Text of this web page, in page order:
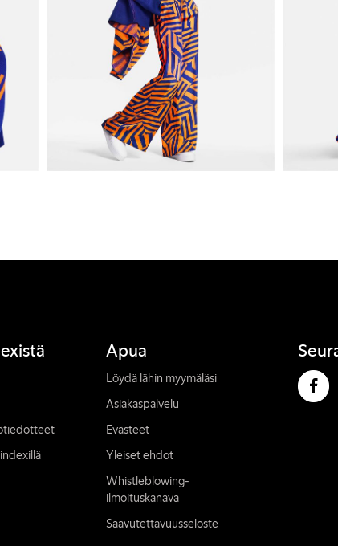
Apua
Löydä lähin myymäläsi
Asiakaspalvelu
Evästeet
Yleiset ehdot
Whistleblowing-
ilmoituskanava
Saavutettavuusseloste